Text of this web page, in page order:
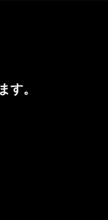
す。